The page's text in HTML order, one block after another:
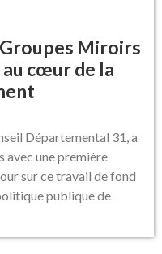
Miroirs
au cœur de la
Départemental 31, a
avec une première
sur ce travail de fond
publique de